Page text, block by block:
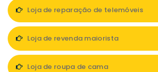
Loja de reparação de telemóveis
Loja de revenda maiorista
Loja de roupa de cama